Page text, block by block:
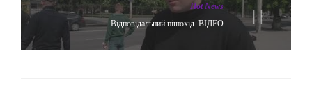
Hot News
Відповідальний пішохід. ВІДЕО